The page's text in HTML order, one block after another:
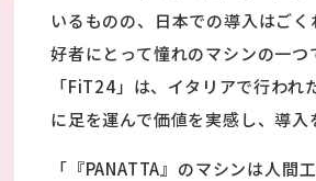
いるものの、日本での導入はご
好者にとって憧れのマシンの一つ
「FiT24」は、イタリアで行われ
に足を運んで価値を実感し、導入
「『PANATTA』のマシンは人間